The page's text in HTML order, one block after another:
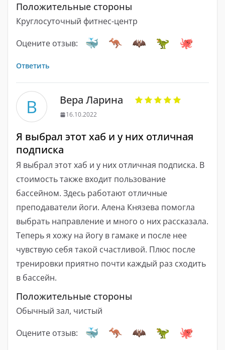
Положительные стороны
Круглосуточный фитнес-центр
Оцените отзыв:
Ответить
В Вера Ларина
16.10.2022
Я выбрал этот хаб и у них отличная
подписка
Я выбрал этот хаб и у них отличная подписка. В
стоимость также входит пользование
бассейном. Здесь работают отличные
преподаватели йоги. Алена Князева помогла
выбрать направление и много о них рассказала.
Теперь я хожу на йогу в гамаке и после нее
чувствую себя такой счастливой. Плюс после
тренировки приятно почти каждый раз сходить
в бассейн.
Положительные стороны
Обычный зал, чистый
Оцените отзыв: